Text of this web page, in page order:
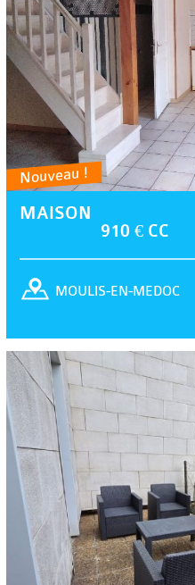
Nouveau !
MAISON
910 € CC
MOULIS-EN-MEDOC